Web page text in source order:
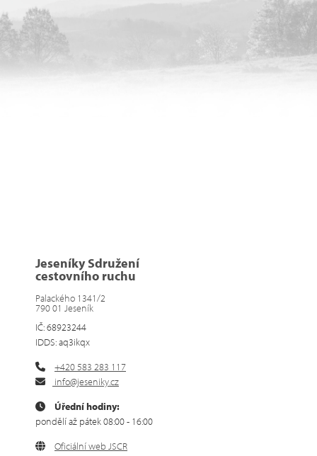
Jeseníky Sdružení
cestovního ruchu
Palackého 1341/2
790 01 Jeseník
IČ: 68923244
IDDS: aq3ikqx
+420 583 283 117
info@jeseniky.cz
Úřední hodiny:
pondělí až pátek 08:00 - 16:00
Oficiální web JSCR